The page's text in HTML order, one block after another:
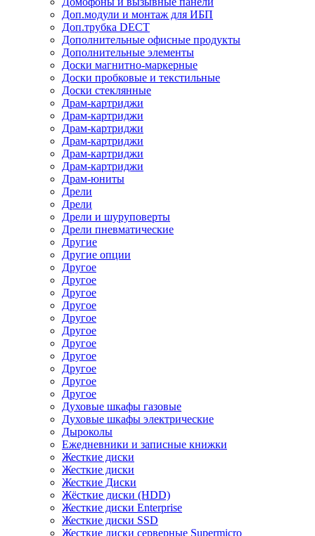
Доп.модули и монтаж для ИБП
Доп.трубка DECT
Дополнительные офисные продукты
Дополнительные элементы
Доски магнитно-маркерные
Доски пробковые и текстильные
Доски стеклянные
Драм-картриджи
Драм-картриджи
Драм-картриджи
Драм-картриджи
Драм-картриджи
Драм-картриджи
Драм-юниты
Дрели
Дрели
Дрели и шуруповерты
Дрели пневматические
Другие
Другие опции
Другое
Другое
Другое
Другое
Другое
Другое
Другое
Другое
Другое
Другое
Другое
Духовые шкафы газовые
Духовые шкафы электрические
Дыроколы
Ежедневники и записные книжки
Жесткие диски
Жесткие диски
Жесткие Диски
Жёсткие диски (HDD)
Жесткие диски Enterprise
Жесткие диски SSD
Жесткие диски серверные Supermicro